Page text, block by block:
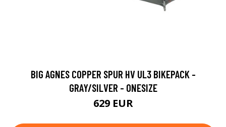
BIG AGNES COPPER SPUR HV UL3 BIKEPACK -
GRAY/SILVER - ONESIZE
629 EUR